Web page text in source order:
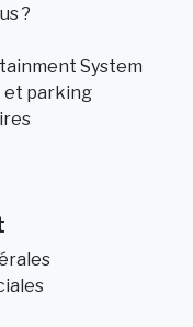
?
System
et parking